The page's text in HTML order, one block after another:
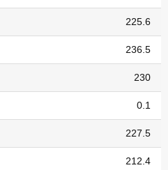
225.6
236.5
230
0.1
227.5
212.4